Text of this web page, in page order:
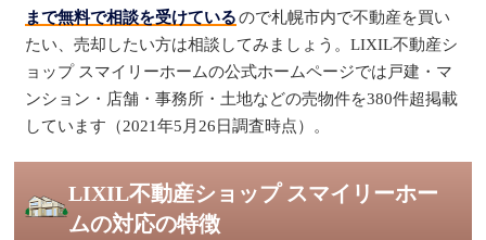
まで無料で相談を受けている ので札幌市内で不動産を買い
たい、売却したい方は相談してみましょう。LIXIL不動産シ
ョップ スマイリーホームの公式ホームページでは戸建・マ
ンション・店舗・事務所・土地などの売物件を380件超掲載
しています（2021年5月26日調査時点）。
LIXIL不動産ショップ スマイリーホー
ムの対応の特徴